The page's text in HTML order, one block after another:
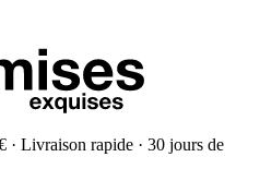
· Livraison rapide · 30 jours de